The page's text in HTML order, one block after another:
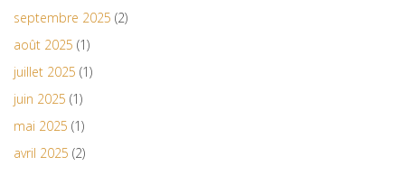
septembre 2025 (2)
août 2025 (1)
juillet 2025 (1)
juin 2025 (1)
mai 2025 (1)
avril 2025 (2)